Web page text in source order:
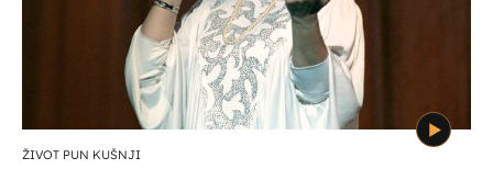
ŽIVOT PUN KUŠNJI